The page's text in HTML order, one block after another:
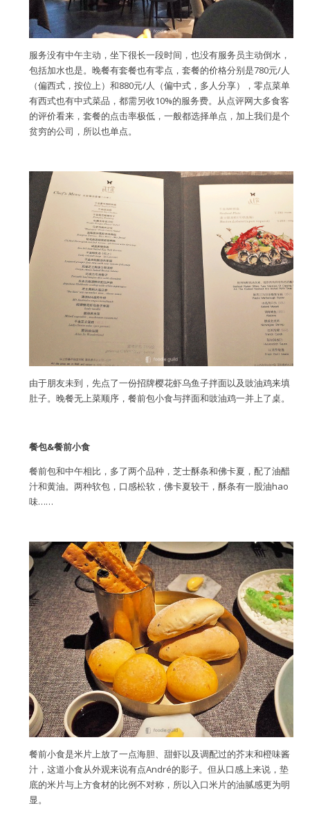
服务没有中午主动，坐下很长一段时间，也没有服务员主动倒水，
包括加水也是。晚餐有套餐也有零点，套餐的价格分别是780元/人
（偏西式，按位上）和880元/人（偏中式，多人分享），零点菜单
有西式也有中式菜品，都需另收10%的服务费。从点评网大多食客
的评价看来，套餐的点击率极低，一般都选择单点，加上我们是个
贫穷的公司，所以也单点。
由于朋友未到，先点了一份招牌樱花虾乌鱼子拌面以及豉油鸡来填
肚子。晚餐无上菜顺序，餐前包小食与拌面和豉油鸡一并上了桌。
餐包&餐前小食
餐前包和中午相比，多了两个品种，芝士酥条和佛卡夏，配了油醋
汁和黄油。两种软包，口感松软，佛卡夏较干，酥条有一股油hao
味……
餐前小食是米片上放了一点海胆、甜虾以及调配过的芥末和橙味酱
汁，这道小食从外观来说有点André的影子。但从口感上来说，垫
底的米片与上方食材的比例不对称，所以入口米片的油腻感更为明
显。